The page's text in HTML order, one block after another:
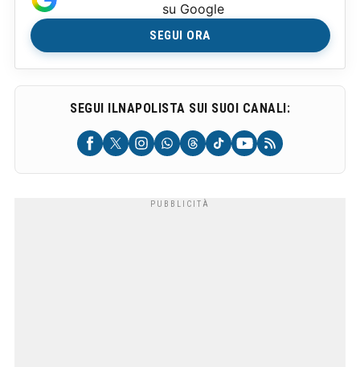
su Google
SEGUI ORA
SEGUI ILNAPOLISTA SUI SUOI CANALI: